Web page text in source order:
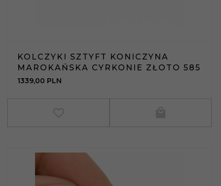
KOLCZYKI SZTYFT KONICZYNA
MAROKAŃSKA CYRKONIE ZŁOTO 585
1339,00 PLN